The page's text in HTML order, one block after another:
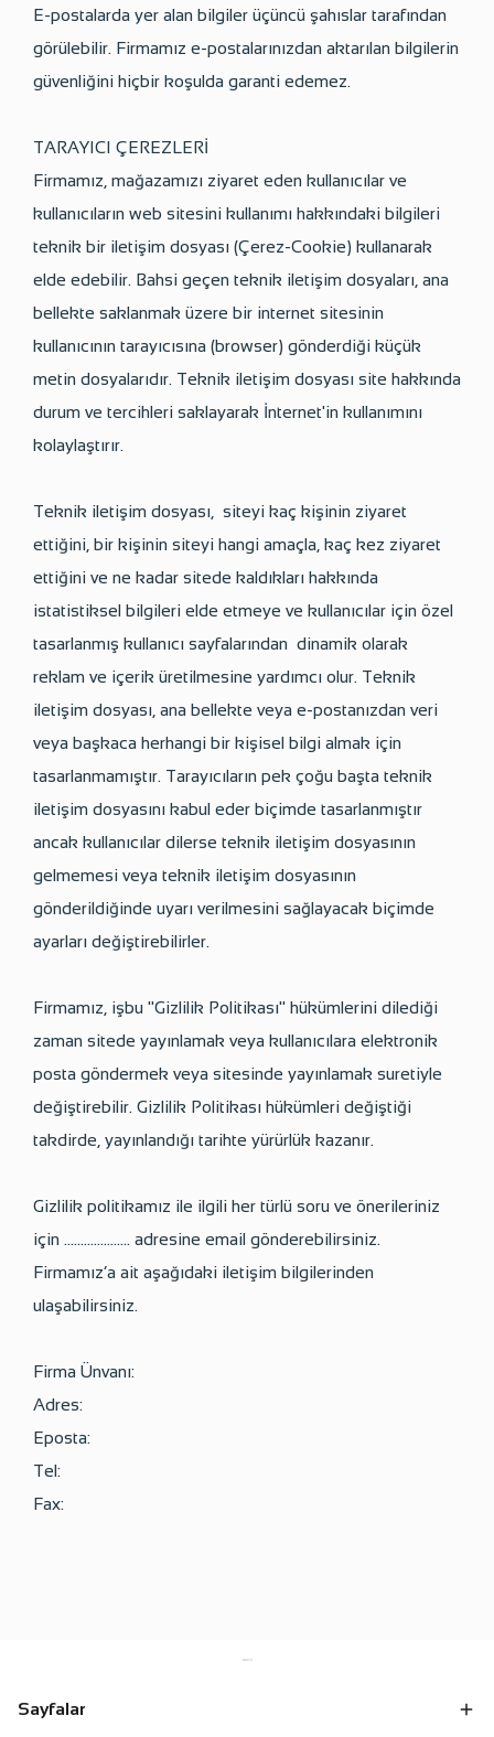
E-postalarda yer alan bilgiler üçüncü şahıslar tarafından
görülebilir. Firmamız e-postalarınızdan aktarılan bilgilerin
güvenliğini hiçbir koşulda garanti edemez.
TARAYICI ÇEREZLERİ
Firmamız, mağazamızı ziyaret eden kullanıcılar ve
kullanıcıların web sitesini kullanımı hakkındaki bilgileri
teknik bir iletişim dosyası (Çerez-Cookie) kullanarak
elde edebilir. Bahsi geçen teknik iletişim dosyaları, ana
bellekte saklanmak üzere bir internet sitesinin
kullanıcının tarayıcısına (browser) gönderdiği küçük
metin dosyalarıdır. Teknik iletişim dosyası site hakkında
durum ve tercihleri saklayarak İnternet'in kullanımını
kolaylaştırır.
Teknik iletişim dosyası, siteyi kaç kişinin ziyaret
ettiğini, bir kişinin siteyi hangi amaçla, kaç kez ziyaret
ettiğini ve ne kadar sitede kaldıkları hakkında
istatistiksel bilgileri elde etmeye ve kullanıcılar için özel
tasarlanmış kullanıcı sayfalarından dinamik olarak
reklam ve içerik üretilmesine yardımcı olur. Teknik
iletişim dosyası, ana bellekte veya e-postanızdan veri
veya başkaca herhangi bir kişisel bilgi almak için
tasarlanmamıştır. Tarayıcıların pek çoğu başta teknik
iletişim dosyasını kabul eder biçimde tasarlanmıştır
ancak kullanıcılar dilerse teknik iletişim dosyasının
gelmemesi veya teknik iletişim dosyasının
gönderildiğinde uyarı verilmesini sağlayacak biçimde
ayarları değiştirebilirler.
Firmamız, işbu "Gizlilik Politikası" hükümlerini dilediği
zaman sitede yayınlamak veya kullanıcılara elektronik
posta göndermek veya sitesinde yayınlamak suretiyle
değiştirebilir. Gizlilik Politikası hükümleri değiştiği
takdirde, yayınlandığı tarihte yürürlük kazanır.
Gizlilik politikamız ile ilgili her türlü soru ve önerileriniz
için ……………….. adresine email gönderebilirsiniz.
Firmamız’a ait aşağıdaki iletişim bilgilerinden
ulaşabilirsiniz.
Firma Ünvanı:
Adres:
Eposta:
Tel:
Fax:
Sayfalar